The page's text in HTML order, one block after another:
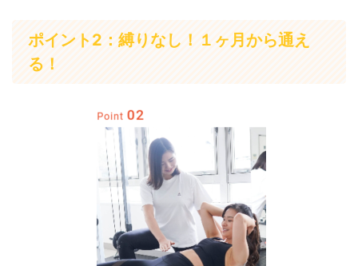
ポイント2：縛りなし！１ヶ月から通え
る！